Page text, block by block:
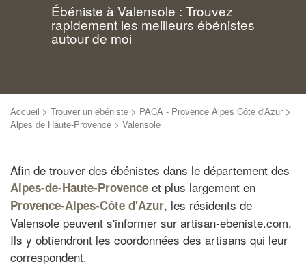
Ébéniste à Valensole : Trouvez
rapidement les meilleurs ébénistes
autour de moi
Accueil > Trouver un ébéniste > PACA - Provence Alpes Côte d'Azur >
Alpes de Haute-Provence > Valensole
Afin de trouver des ébénistes dans le département des
Alpes-de-Haute-Provence et plus largement en
Provence-Alpes-Côte d'Azur, les résidents de
Valensole peuvent s'informer sur artisan-ebeniste.com.
Ils y obtiendront les coordonnées des artisans qui leur
correspondent.